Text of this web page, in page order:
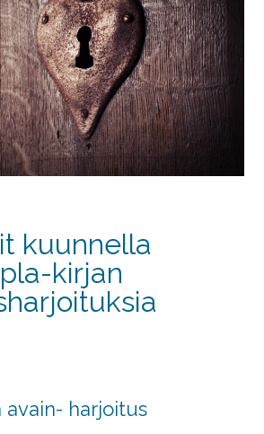
kuunnella
kirjan
avain- harjoitus